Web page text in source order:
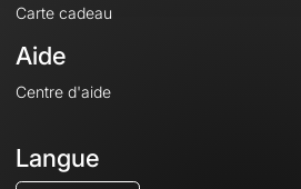
Carte cadeau
Aide
Centre d'aide
Langue